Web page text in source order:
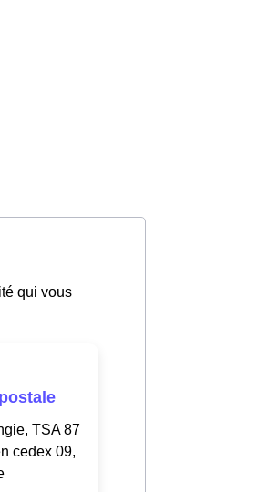
qui vous
TSA 87
cedex 09,